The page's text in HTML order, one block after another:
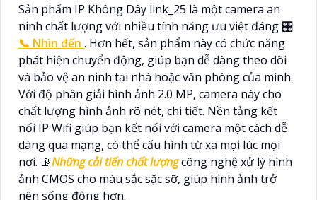
Sản phẩm IP Không Dây link_25 là một camera an
ninh chất lượng với nhiều tính năng ưu việt đáng 🎛
📞 Nhìn đến . Hơn hết, sản phẩm này có chức năng
phát hiện chuyển động, giúp bạn dễ dàng theo dõi
và bảo vệ an ninh tại nhà hoặc văn phòng của mình.
Với độ phân giải hình ảnh 2.0 MP, camera này cho
chất lượng hình ảnh rõ nét, chi tiết. Nền tảng kết
nối IP Wifi giúp bạn kết nối với camera một cách dễ
dàng qua mạng, có thể cấu hình từ xa mọi lúc mọi
nơi. 📡Những cải tiến chất lượngcông nghệ xử lý hình
ảnh CMOS cho màu sắc sặc sỡ, giúp hình ảnh trở
nên sống động hơn.